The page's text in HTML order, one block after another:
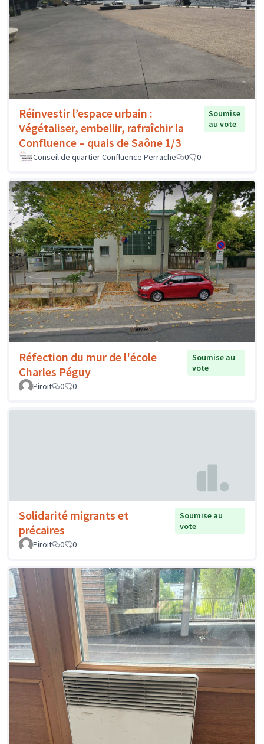
Réinvestir l’espace urbain :
Végétaliser, embellir, rafraîchir la
Confluence – quais de Saône 1/3
Soumise
au vote
Conseil de quartier Confluence Perrache 0 0
Réfection du mur de l'école
Charles Péguy
Soumise au
vote
Piroit
0 0
Solidarité migrants et
précaires
Soumise au
vote
Piroit
0 0